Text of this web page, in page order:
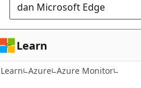
dan Microsoft Edge
Learn
Learn Azure Azure Monitor